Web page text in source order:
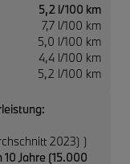
5,2 l/100 km
7,7 l/100 km
5,0 l/100 km
4,4 l/100 km
5,2 l/100 km
2023) )
Jahre (15.000